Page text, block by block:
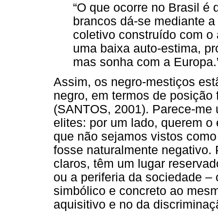
“O que ocorre no Brasil é
brancos dá-se mediante
coletivo construído com
uma baixa auto-estima,
mas sonha com a
Assim, os negro-mestiços
negro, em termos de
(SANTOS, 2001). Parece-
elites: por um lado, querem
que não sejamos vistos
fosse naturalmente negativo.
claros, têm um lugar
ou a periferia da sociedade –
simbólico e concreto ao
aquisitivo e no da